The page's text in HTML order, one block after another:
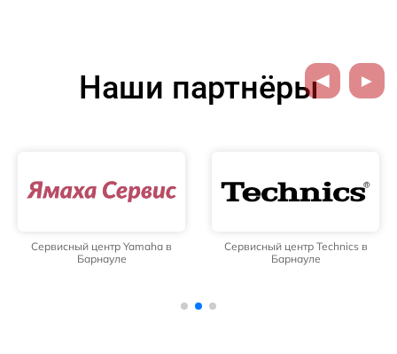
Наши партнёры
Сервисный центр Yamaha в
Барнауле
Сервисный центр Technics в
Барнауле